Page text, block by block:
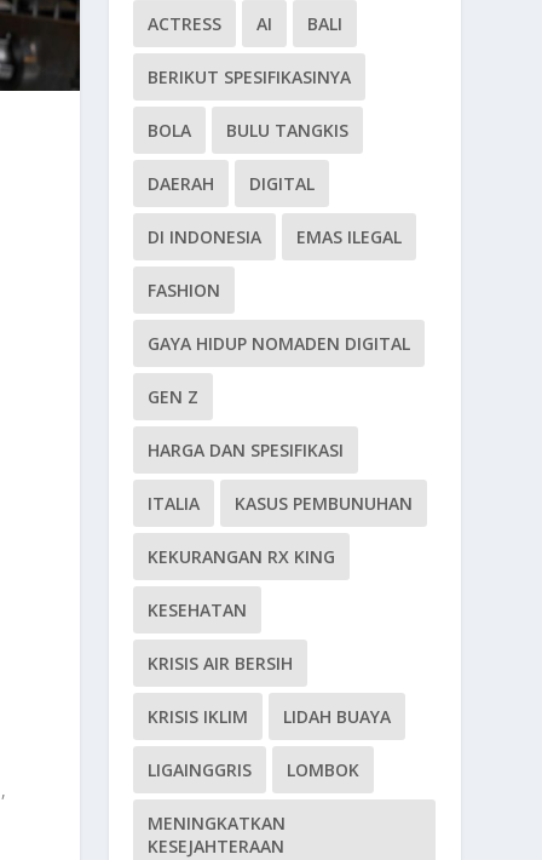
ACTRESS AI BALI
BERIKUT SPESIFIKASINYA
BOLA BULU TANGKIS
DAERAH DIGITAL
DI INDONESIA EMAS ILEGAL
FASHION
GAYA HIDUP NOMADEN DIGITAL
GEN Z
HARGA DAN SPESIFIKASI
ITALIA KASUS PEMBUNUHAN
KEKURANGAN RX KING
KESEHATAN
KRISIS AIR BERSIH
KRISIS IKLIM LIDAH BUAYA
LIGAINGGRIS LOMBOK
MENINGKATKAN
KESEJAHTERAAN